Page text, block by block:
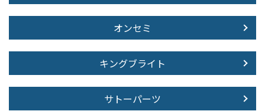
オンセミ
キングブライト
サトーパーツ